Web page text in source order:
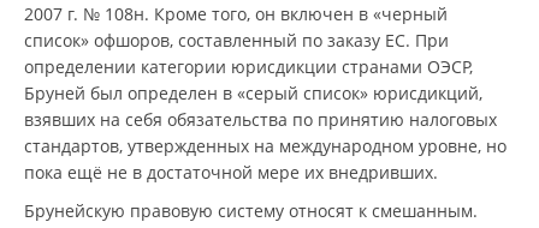
2007 г. № 108н. Кроме того, он включен в «черный
список» офшоров, составленный по заказу ЕС. При
определении категории юрисдикции странами ОЭСР,
Бруней был определен в «серый список» юрисдикций,
взявших на себя обязательства по принятию налоговых
стандартов, утвержденных на международном уровне, но
пока ещё не в достаточной мере их внедривших.
Брунейскую правовую систему относят к смешанным.